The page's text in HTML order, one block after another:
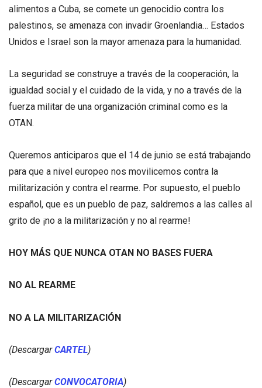
alimentos a Cuba, se comete un genocidio contra los
palestinos, se amenaza con invadir Groenlandia… Estados
Unidos e Israel son la mayor amenaza para la humanidad.
La seguridad se construye a través de la cooperación, la
igualdad social y el cuidado de la vida, y no a través de la
fuerza militar de una organización criminal como es la
OTAN.
Queremos anticiparos que el 14 de junio se está trabajando
para que a nivel europeo nos movilicemos contra la
militarización y contra el rearme. Por supuesto, el pueblo
español, que es un pueblo de paz, saldremos a las calles al
grito de ¡no a la militarización y no al rearme!
HOY MÁS QUE NUNCA OTAN NO BASES FUERA
NO AL REARME
NO A LA MILITARIZACIÓN
(DescargarCARTEL)
(DescargarCONVOCATORIA)